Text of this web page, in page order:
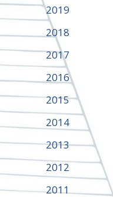
2019
2018
2017
2016
2015
2014
2013
2012
2011